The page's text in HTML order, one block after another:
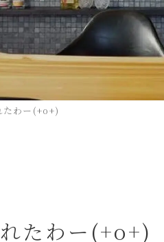
たわー(+o+)
たわー(+o+)